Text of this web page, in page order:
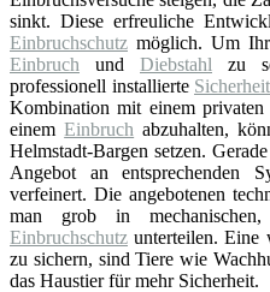
sinkt. Diese erfreuliche
Einbruchschutz möglich. Um
Einbruch und Diebstahl zu
professionell installierte
Kombination mit einem privaten
einemEinbruch abzuhalten,
Helmstadt-Bargen setzen.
Angebot an entsprechenden
verfeinert. Die angebotenen
man grob in mechanischen,
Einbruchschutz unterteilen. Eine
zu sichern, sind Tiere wie
das Haustier für mehr Sicherheit.